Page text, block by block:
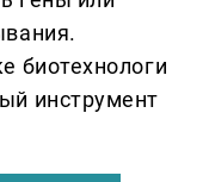
биотехнологи
инструмент